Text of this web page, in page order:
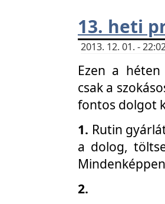
13. heti
2013. 12. 01. -
Ezen a
csak a
fontos dolgot
1. Rutin
a dolog,
2.